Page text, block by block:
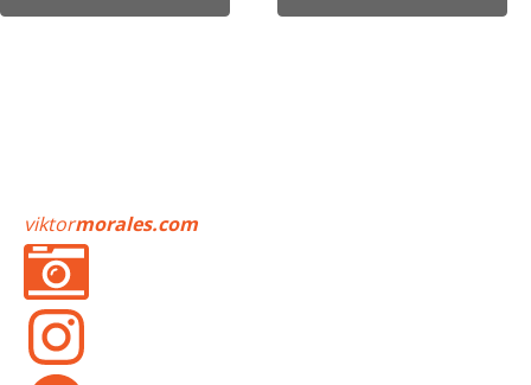
viktormorales.com